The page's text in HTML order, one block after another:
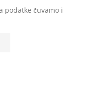
podatke čuvamo i